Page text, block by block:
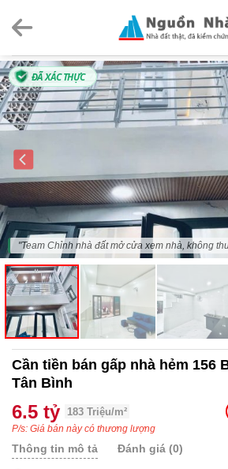
ĐÃ XÁC THỰC
"Team Chỉnh nhà đất mở cửa xem nhà, không
Cần tiền bán gấp nhà hẻm 156
Tân Bình
6.5 tỷ 183 Triệu/m²
P/s: Giá bán này có thương lượng
Thông tin mô tả Đánh giá (0)